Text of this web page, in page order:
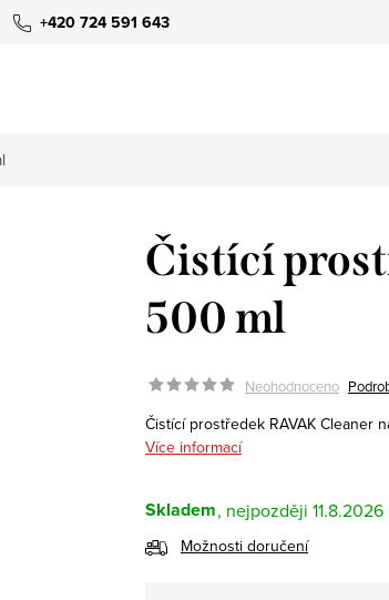
+420 724 591 643
Čistící
500 ml
Neohodnoceno
Čistící prostředek RAVAK Cleaner
Více informací
Skladem 11.8.2026
Možnosti doručení